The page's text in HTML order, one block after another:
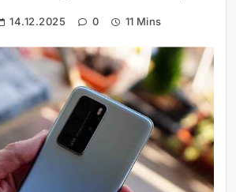
14.12.2025 0 11 Mins